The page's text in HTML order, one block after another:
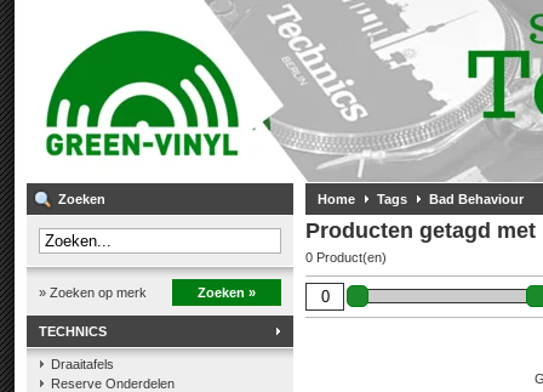
Zoeken
» Zoeken op merk Zoeken »
TECHNICS
Draaitafels
Reserve Onderdelen
Home Tags Bad Behaviour
Producten getagd
0 Product(en)